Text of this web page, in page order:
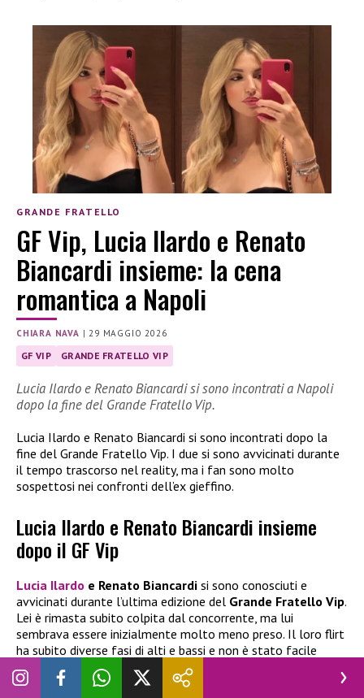
GRANDE FRATELLO
GF Vip, Lucia Ilardo e Renato
Biancardi insieme: la cena
romantica a Napoli
CHIARA NAVA |29 MAGGIO 2026
GF VIP GRANDE FRATELLO VIP
Lucia Ilardo e Renato Biancardi si sono incontrati a Napoli
dopo la fine del Grande Fratello Vip.
Lucia Ilardo e Renato Biancardi si sono incontrati dopo la
fine del Grande Fratello Vip. I due si sono avvicinati durante
il tempo trascorso nel reality, ma i fan sono molto
sospettosi nei confronti dell’ex gieffino.
Lucia Ilardo e Renato Biancardi insieme
dopo il GF Vip
Lucia Ilardo e Renato Biancardi si sono conosciuti e
avvicinati durante l’ultima edizione del Grande Fratello Vip.
Lei è rimasta subito colpita dal concorrente, ma lui
sembrava essere inizialmente molto meno preso. Il loro flirt
ha subito diverse fasi di alti e bassi e non è stato facile
trovare il giusto equilibrio. I fan hanno sempre seguito
questa relazione, ma si sono sempre divisi, con opinioni ben